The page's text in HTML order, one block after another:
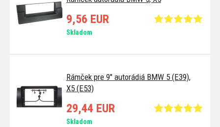
9,56 EUR
Skladom
Rámček pre 9" autorádiá BMW 5 (E39),
X5 (E53)
29,44 EUR
Skladom